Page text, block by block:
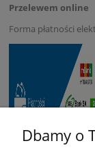
Przelewem online
Forma płatności
Dbamy o